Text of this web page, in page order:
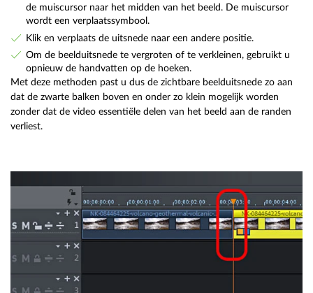
de muiscursor naar het midden van het beeld. De muiscursor
wordt een verplaatssymbool.
Klik en verplaats de uitsnede naar een andere positie.
Om de beelduitsnede te vergroten of te verkleinen, gebruikt u
opnieuw de handvatten op de hoeken.
Met deze methoden past u dus de zichtbare beelduitsnede zo aan
dat de zwarte balken boven en onder zo klein mogelijk worden
zonder dat de video essentiële delen van het beeld aan de randen
verliest.